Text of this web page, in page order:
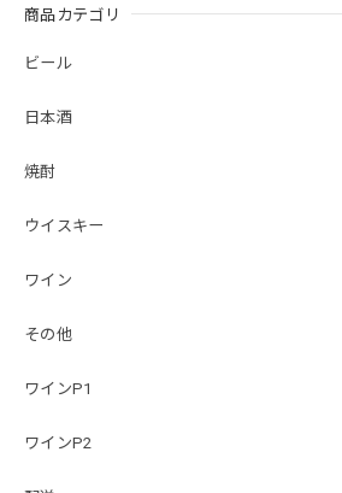
商品カテゴリ
ビール
日本酒
焼酎
ウイスキー
ワイン
その他
ワインP1
ワインP2
焼酎